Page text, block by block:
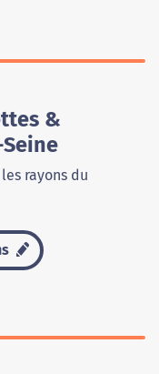
&
rayons du